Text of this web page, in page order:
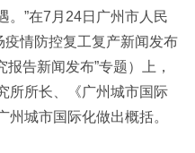
。”在7月24日广州市人民
情防控复工复产新闻发布
告新闻发布”专题）上，
所所长、《广州城市国际
城市国际化做出概括。